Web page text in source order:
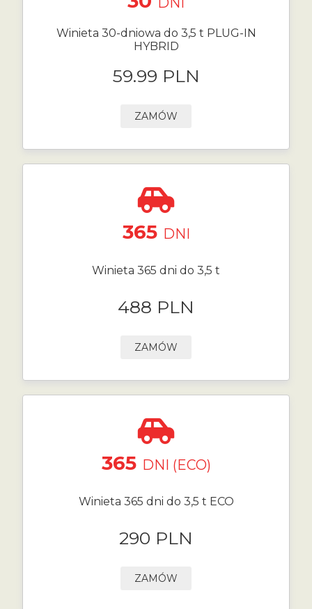
Winieta 30-dniowa do 3,5 t PLUG-IN
HYBRID
59.99 PLN
ZAMÓW
365 DNI
Winieta 365 dni do 3,5 t
488 PLN
ZAMÓW
365 DNI (ECO)
Winieta 365 dni do 3,5 t ECO
290 PLN
ZAMÓW